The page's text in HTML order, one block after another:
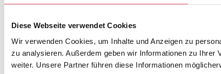
Diese Webseite verwendet Cookies
Wir verwenden Cookies, um Inhalte und Anzeigen zu
zu analysieren. Außerdem geben wir Informationen zu Ihrer
weiter. Unsere Partner führen diese Informationen
SEMMEL @ SOCIAL MEDIA